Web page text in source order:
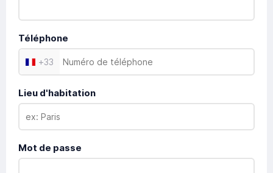
Téléphone
+33
Lieu d'habitation
Mot de passe